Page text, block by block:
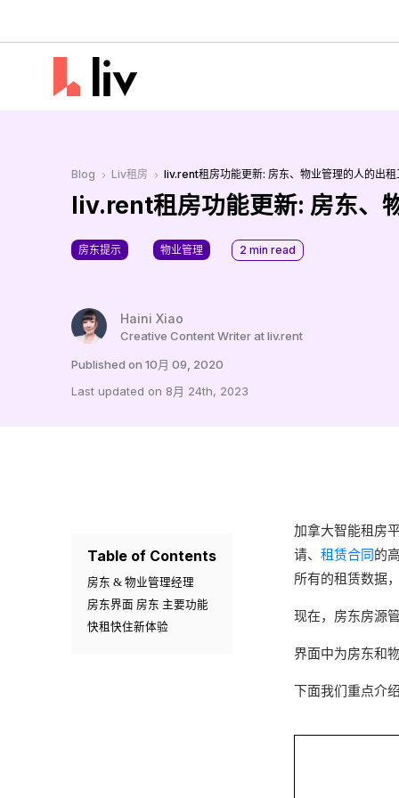
Blog 5 Liv租房 5 liv.rent租房功能更新: 房东、物业管理的人的出租
liv.rent租房功能更新: 房东、
房东提示 物业管理 2 min read
Haini Xiao
Creative Content Writer at liv.rent
Published on 10月 09, 2020
Last updated on 8月 24th, 2023
Table of Contents
房东 & 物业管理经理
房东界面 房东 主要功能
快租快住新体验
加拿大智能租房
请、 租赁合同 的
所有的租赁数据
现在，房东房源
界面中为房东和
下面我们重点介